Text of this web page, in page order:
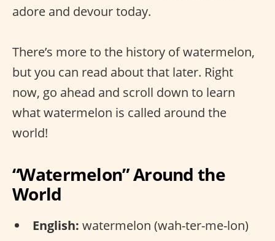
adore and devour today.
There’s more to the history of watermelon,
but you can read about that later. Right
now, go ahead and scroll down to learn
what watermelon is called around the
world!
“Watermelon” Around the
World
English: watermelon (wah-ter-me-lon)